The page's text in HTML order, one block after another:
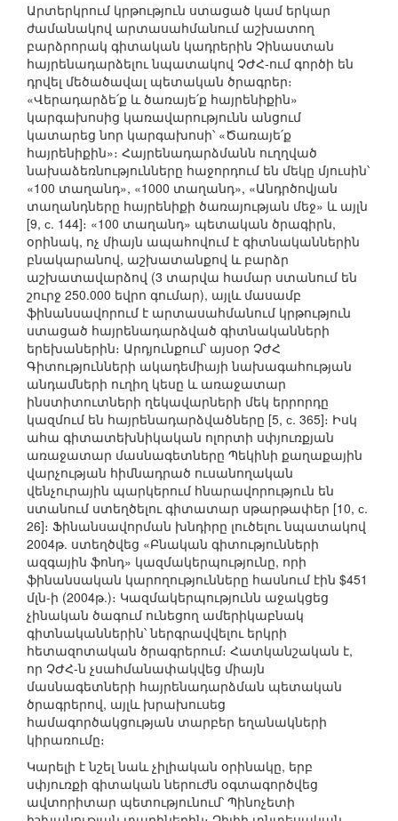
Արտերկրում կրթություն ստացած կամ երկար
ժամանակով արտասահմանում աշխատող
բարձրորակ գիտական կադրերին Չինաստան
հայրենադարձելու նպատակով ՉԺՀ-ում գործի են
դրվել մեծածավալ պետական ծրագրեր։
«Վերադարձե՛ք և ծառայե՛ք հայրենիքին»
կարգախոսից կառավարությունն անցում
կատարեց նոր կարգախոսի՝ «Ծառայե՛ք
հայրենիքին»։ Հայրենադարձմանն ուղղված
նախաձեռնությունները հաջորդում են մեկը մյուսին՝
«100 տաղանդ», «1000 տաղանդ», «Անդրծովյան
տաղանդները հայրենիքի ծառայության մեջ» և այլն
[9, с. 144]։ «100 տաղանդ» պետական ծրագիրն,
օրինակ, ոչ միայն ապահովում է գիտնականներին
բնակարանով, աշխատանքով և բարձր
աշխատավարձով (3 տարվա համար ստանում են
շուրջ 250.000 եվրո գումար), այլև մասամբ
ֆինանսավորում է արտասահմանում կրթություն
ստացած հայրենադարձված գիտնականների
երեխաներին։ Արդյունքում՝ այսօր ՉԺՀ
Գիտությունների ակադեմիայի նախագահության
անդամների ուղիղ կեսը և առաջատար
ինստիտուտների ղեկավարների մեկ երրորդը
կազմում են հայրենադարձվածները [5, с. 365]։ Իսկ
ահա գիտատեխնիկական ոլորտի սփյուռքյան
առաջատար մասնագետները Պեկինի քաղաքային
վարչության հիմնադրած ուսանողական
վենչուրային պարկերում հնարավորություն են
ստանում ստեղծելու գիտատար սթարթափեր [10, с.
26]։ Ֆինանսավորման խնդիրը լուծելու նպատակով
2004թ. ստեղծվեց «Բնական գիտությունների
ազգային ֆոնդ» կազմակերպությունը, որի
ֆինանսական կարողությունները հասնում էին $451
մլն-ի (2004թ.)։ Կազմակերպությունն աջակցեց
չինական ծագում ունեցող ամերիկաբնակ
գիտնականներին՝ ներգրավվելու երկրի
հետազոտական ծրագրերում։ Հատկանշական է,
որ ՉԺՀ-ն չսահմանափակվեց միայն
մասնագետների հայրենադարձման պետական
ծրագրերով, այլև խրախուսեց
համագործակցության տարբեր եղանակների
կիրառումը։
Կարելի է նշել նաև չիլիական օրինակը, երբ
սփյուռքի գիտական ներուժն օգտագործվեց
ավտորիտար պետությունում՝ Պինոչետի